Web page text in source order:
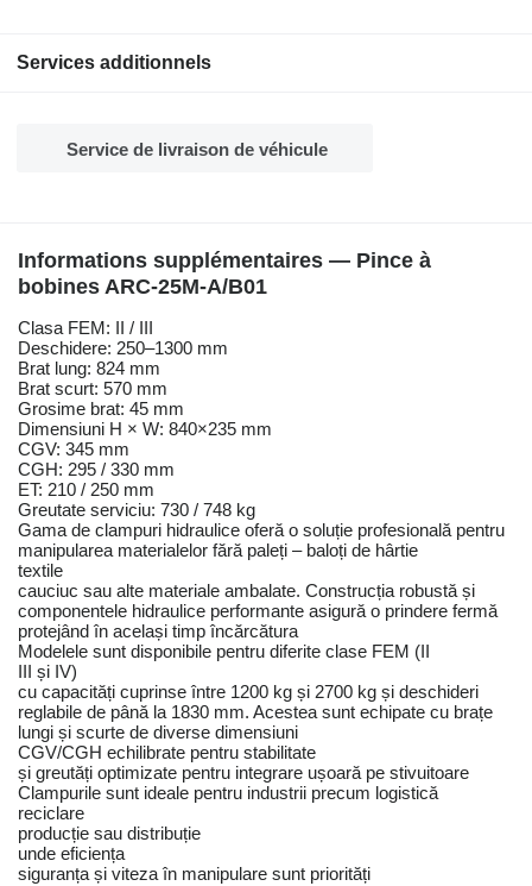
Services additionnels
Service de livraison de véhicule
Informations supplémentaires — Pince à
bobines ARC-25M-A/B01
Clasa FEM: II / III
Deschidere: 250–1300 mm
Brat lung: 824 mm
Brat scurt: 570 mm
Grosime brat: 45 mm
Dimensiuni H × W: 840×235 mm
CGV: 345 mm
CGH: 295 / 330 mm
ET: 210 / 250 mm
Greutate serviciu: 730 / 748 kg
Gama de clampuri hidraulice oferă o soluție profesională pentru
manipularea materialelor fără paleți – baloți de hârtie
textile
cauciuc sau alte materiale ambalate. Construcția robustă și
componentele hidraulice performante asigură o prindere fermă
protejând în același timp încărcătura
Modelele sunt disponibile pentru diferite clase FEM (II
III și IV)
cu capacități cuprinse între 1200 kg și 2700 kg și deschideri
reglabile de până la 1830 mm. Acestea sunt echipate cu brațe
lungi și scurte de diverse dimensiuni
CGV/CGH echilibrate pentru stabilitate
și greutăți optimizate pentru integrare ușoară pe stivuitoare
Clampurile sunt ideale pentru industrii precum logistică
reciclare
producție sau distribuție
unde eficiența
siguranța și viteza în manipulare sunt priorități